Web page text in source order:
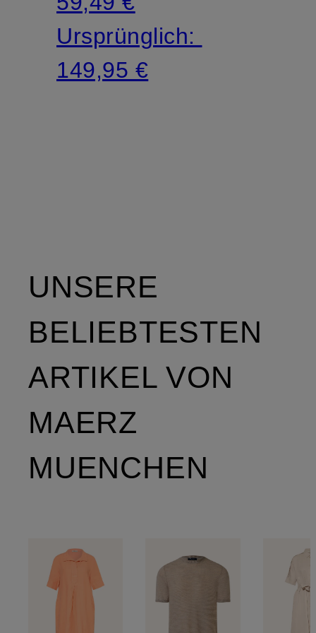
Ursprünglich:
149,95 €
UNSERE
BELIEBTESTEN
ARTIKEL VON
MAERZ
MUENCHEN